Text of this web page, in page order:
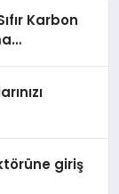
Karbon
giriş